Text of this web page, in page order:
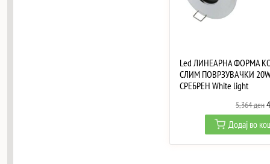
Led ЛИНЕАРНА ФОРМА
СЛИМ ПОВРЗУВАЧКИ
СРЕБРЕН White light
5,364ден
Додај во